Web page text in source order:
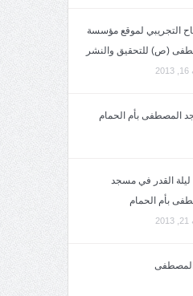
التجريبي لموقع مؤسسة
(ص) للتحقيق والنشر
المصطفى بأم الحمام
ليلة القدر في مسجد
بأم الحمام
المصطفى